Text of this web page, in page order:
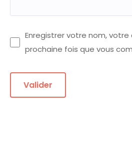
Enregistrer votre nom, votre
prochaine fois que vous